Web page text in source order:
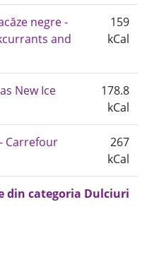
negre -
and
159
kCal
New Ice
178.8
kCal
Carrefour
267
kCal
din categoria Dulciuri